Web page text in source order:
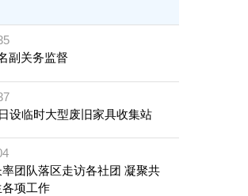
副关务监督
设临时大型废旧家具收集站
团队落区走访各社团 凝聚共
项工作